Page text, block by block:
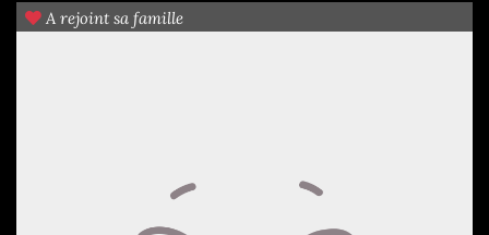
A rejoint sa famille